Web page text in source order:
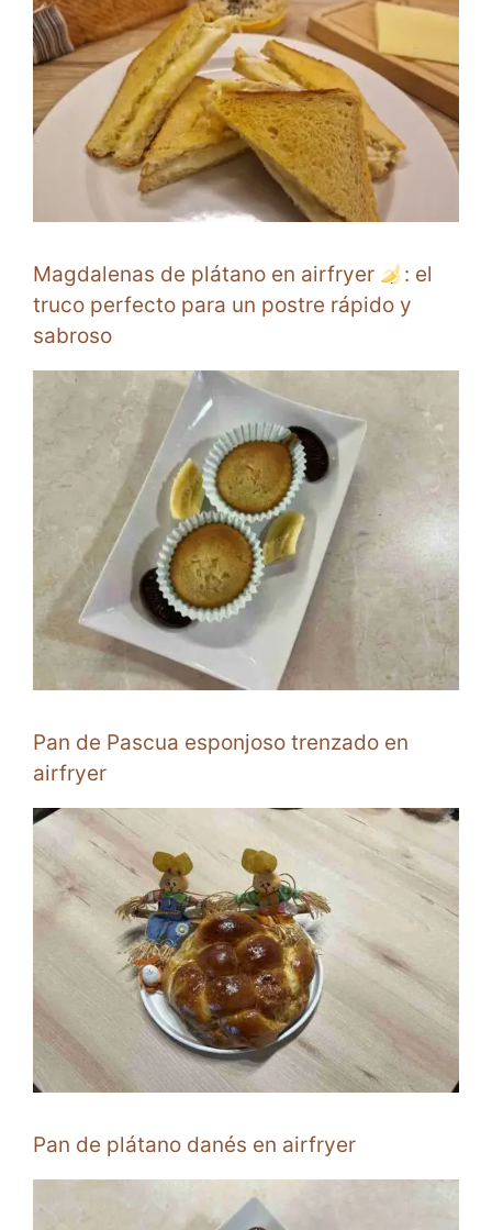
Magdalenas de plátano en airfryer
: el
truco perfecto para un postre rápido y
sabroso
Pan de Pascua esponjoso trenzado en
airfryer
Pan de plátano danés en airfryer